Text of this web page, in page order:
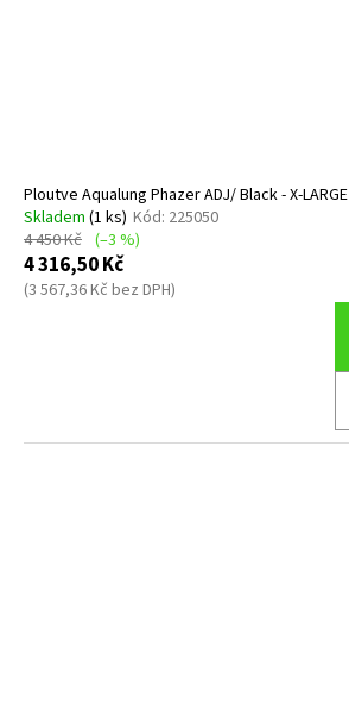
Ploutve Aqualung Phazer ADJ/ Black - X-LARGE
Skladem (1 ks) Kód: 225050
4 450 Kč (–3 %)
4 316,50 Kč
(3 567,36 Kč bez DPH)